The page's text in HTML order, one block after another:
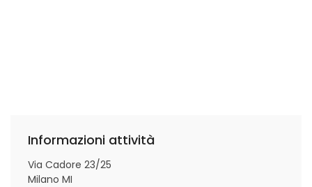
Informazioni attività
Via Cadore 23/25
Milano MI